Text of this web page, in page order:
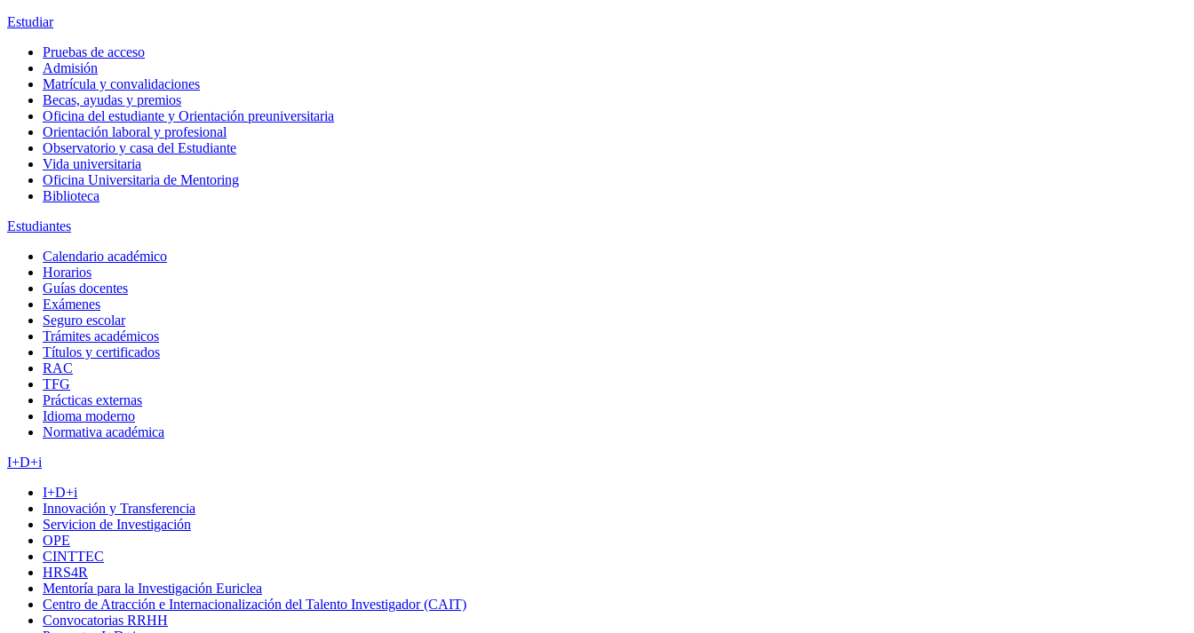
Estudiar
Pruebas de acceso
Admisión
Matrícula y convalidaciones
Becas, ayudas y premios
Oficina del estudiante y Orientación preuniversitaria
Orientación laboral y profesional
Observatorio y casa del Estudiante
Vida universitaria
Oficina Universitaria de Mentoring
Biblioteca
Estudiantes
Calendario académico
Horarios
Guías docentes
Exámenes
Seguro escolar
Trámites académicos
Títulos y certificados
RAC
TFG
Prácticas externas
Idioma moderno
Normativa académica
I+D+i
I+D+i
Innovación y Transferencia
Servicion de Investigación
OPE
CINTTEC
HRS4R
Mentoría para la Investigación Euriclea
Centro de Atracción e Internacionalización del Talento Investigador (CAIT)
Convocatorias RRHH